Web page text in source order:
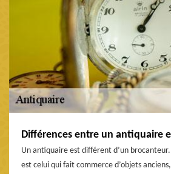
Différences entre un antiquaire
Un antiquaire est différent d’un
est celui qui fait commerce d’objets